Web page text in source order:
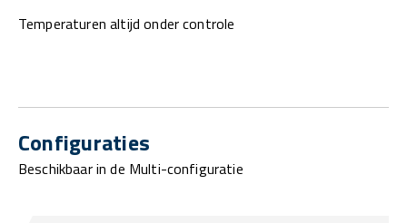
Temperaturen altijd onder controle
Configuraties
Beschikbaar in de Multi-configuratie